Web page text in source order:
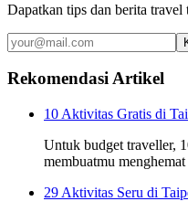
Dapatkan tips dan berita travel
Rekomendasi Artikel
10 Aktivitas Gratis di
Untuk budget traveller,
membuatmu
29 Aktivitas Seru di